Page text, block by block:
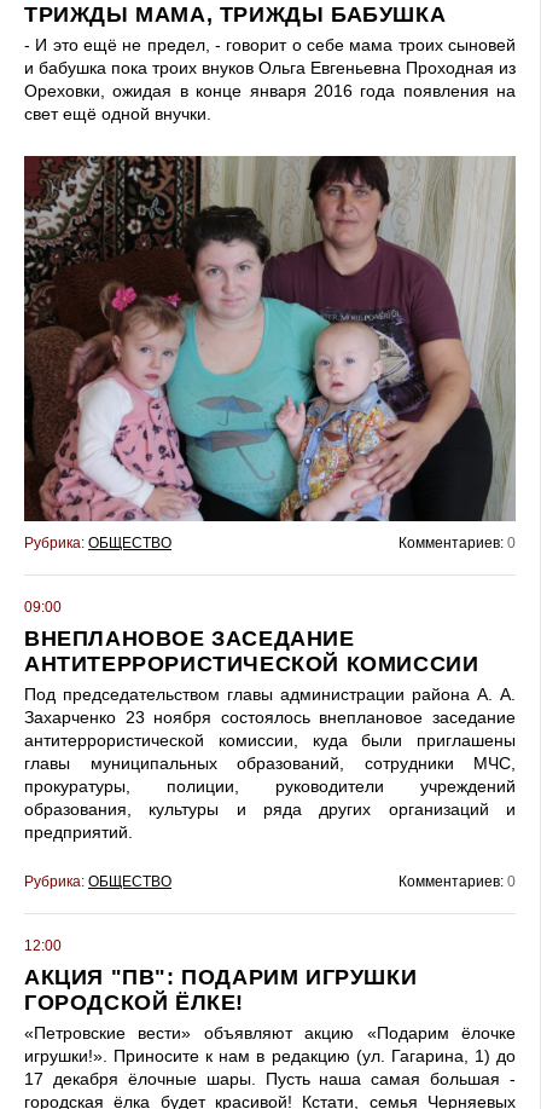
ТРИЖДЫ МАМА, ТРИЖДЫ БАБУШКА
- И это ещё не предел, - говорит о себе мама троих сыновей
и бабушка пока троих внуков Ольга Евгеньевна Проходная из
Ореховки, ожидая в конце января 2016 года появления на
свет ещё одной внучки.
Рубрика: ОБЩЕСТВО Комментариев: 0
09:00
ВНЕПЛАНОВОЕ ЗАСЕДАНИЕ
АНТИТЕРРОРИСТИЧЕСКОЙ КОМИССИИ
Под председательством главы администрации района А. А.
Захарченко 23 ноября состоялось внеплановое заседание
антитеррористической комиссии, куда были приглашены
главы муниципальных образований, сотрудники МЧС,
прокуратуры, полиции, руководители учреждений
образования, культуры и ряда других организаций и
предприятий.
Рубрика: ОБЩЕСТВО Комментариев: 0
12:00
АКЦИЯ "ПВ": ПОДАРИМ ИГРУШКИ
ГОРОДСКОЙ ЁЛКЕ!
«Петровские вести» объявляют акцию «Подарим ёлочке
игрушки!». Приносите к нам в редакцию (ул. Гагарина, 1) до
17 декабря ёлочные шары. Пусть наша самая большая -
городская ёлка будет красивой! Кстати, семья Черняевых